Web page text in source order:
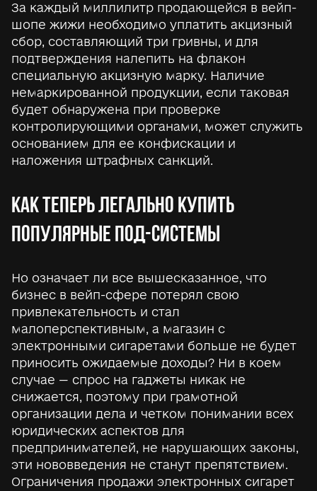
За каждый миллилитр продающейся в вейп-
шопе жижи необходимо уплатить акцизный
сбор, составляющий три гривны, и для
подтверждения налепить на флакон
специальную акцизную марку. Наличие
немаркированной продукции, если таковая
будет обнаружена при проверке
контролирующими органами, может служить
основанием для ее конфискации и
наложения штрафных санкций.
КАК ТЕПЕРЬ ЛЕГАЛЬНО КУПИТЬ
ПОПУЛЯРНЫЕ ПОД-СИСТЕМЫ
Но означает ли все вышесказанное, что
бизнес в вейп-сфере потерял свою
привлекательность и стал
малоперспективным, а магазин с
электронными сигаретами больше не будет
приносить ожидаемые доходы? Ни в коем
случае — спрос на гаджеты никак не
снижается, поэтому при грамотной
организации дела и четком понимании всех
юридических аспектов для
предпринимателей, не нарушающих законы,
эти нововведения не станут препятствием.
Ограничения продажи электронных сигарет